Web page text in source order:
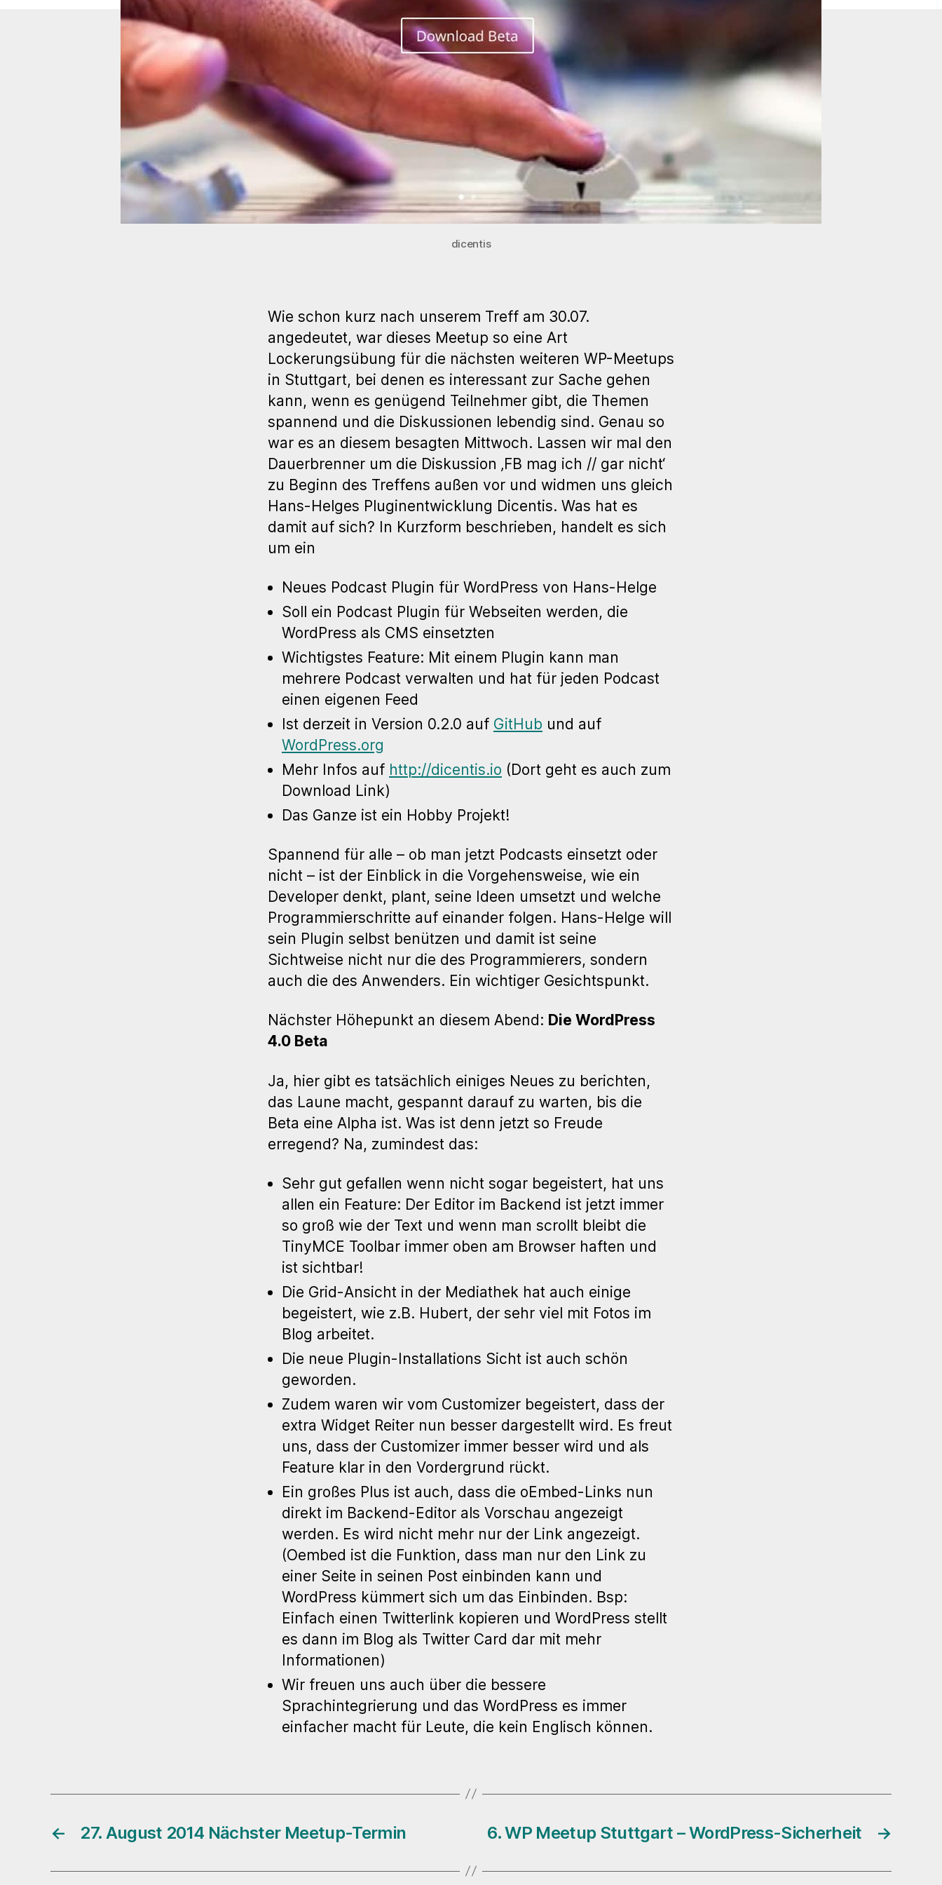
dicentis
Wie schon kurz nach unserem Treff am 30.07.
angedeutet, war dieses Meetup so eine Art
Lockerungsübung für die nächsten weiteren WP-Meetups
in Stuttgart, bei denen es interessant zur Sache gehen
kann, wenn es genügend Teilnehmer gibt, die Themen
spannend und die Diskussionen lebendig sind. Genau so
war es an diesem besagten Mittwoch. Lassen wir mal den
Dauerbrenner um die Diskussion ‚FB mag ich // gar nicht‘
zu Beginn des Treffens außen vor und widmen uns gleich
Hans-Helges Pluginentwicklung Dicentis. Was hat es
damit auf sich? In Kurzform beschrieben, handelt es sich
um ein
Neues Podcast Plugin für WordPress von Hans-Helge
Soll ein Podcast Plugin für Webseiten werden, die
WordPress als CMS einsetzten
Wichtigstes Feature: Mit einem Plugin kann man
mehrere Podcast verwalten und hat für jeden Podcast
einen eigenen Feed
Ist derzeit in Version 0.2.0 auf GitHub und auf
WordPress.org
Mehr Infos auf http://dicentis.io (Dort geht es auch zum
Download Link)
Das Ganze ist ein Hobby Projekt!
Spannend für alle – ob man jetzt Podcasts einsetzt oder
nicht – ist der Einblick in die Vorgehensweise, wie ein
Developer denkt, plant, seine Ideen umsetzt und welche
Programmierschritte auf einander folgen. Hans-Helge will
sein Plugin selbst benützen und damit ist seine
Sichtweise nicht nur die des Programmierers, sondern
auch die des Anwenders. Ein wichtiger Gesichtspunkt.
Nächster Höhepunkt an diesem Abend: Die WordPress
4.0 Beta
Ja, hier gibt es tatsächlich einiges Neues zu berichten,
das Laune macht, gespannt darauf zu warten, bis die
Beta eine Alpha ist. Was ist denn jetzt so Freude
erregend? Na, zumindest das:
Sehr gut gefallen wenn nicht sogar begeistert, hat uns
allen ein Feature: Der Editor im Backend ist jetzt immer
so groß wie der Text und wenn man scrollt bleibt die
TinyMCE Toolbar immer oben am Browser haften und
ist sichtbar!
Die Grid-Ansicht in der Mediathek hat auch einige
begeistert, wie z.B. Hubert, der sehr viel mit Fotos im
Blog arbeitet.
Die neue Plugin-Installations Sicht ist auch schön
geworden.
Zudem waren wir vom Customizer begeistert, dass der
extra Widget Reiter nun besser dargestellt wird. Es freut
uns, dass der Customizer immer besser wird und als
Feature klar in den Vordergrund rückt.
Ein großes Plus ist auch, dass die oEmbed-Links nun
direkt im Backend-Editor als Vorschau angezeigt
werden. Es wird nicht mehr nur der Link angezeigt.
(Oembed ist die Funktion, dass man nur den Link zu
einer Seite in seinen Post einbinden kann und
WordPress kümmert sich um das Einbinden. Bsp:
Einfach einen Twitterlink kopieren und WordPress stellt
es dann im Blog als Twitter Card dar mit mehr
Informationen)
Wir freuen uns auch über die bessere
Sprachintegrierung und das WordPress es immer
einfacher macht für Leute, die kein Englisch können.
← 27. August 2014 Nächster Meetup-Termin →
6. WP Meetup Stuttgart – WordPress-Sicherheit